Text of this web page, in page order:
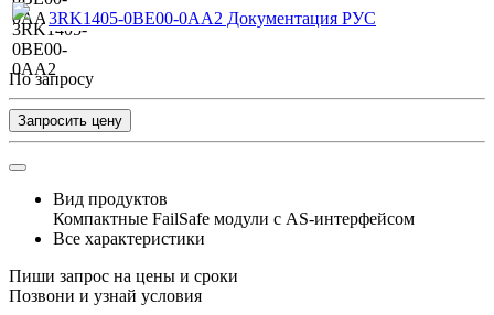
3RK1405-0BE00-0AA2 Документация РУС
По запросу
Запросить цену
Вид продуктов
Компактные FailSafe модули с AS-интерфейсом
Все характеристики
Пиши запрос на цены и сроки
Позвони и узнай условия